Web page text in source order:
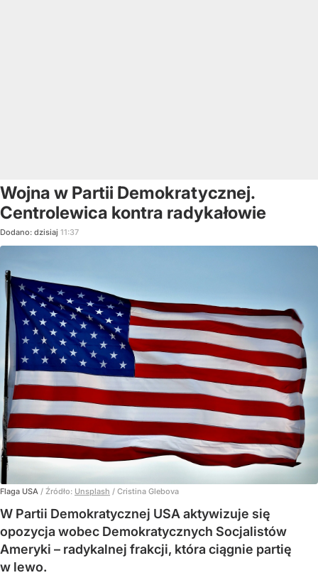
Wojna w Partii Demokratycznej.
Centrolewica kontra radykałowie
Dodano: dzisiaj 11:37
Flaga USA / Źródło: Unsplash / Cristina Glebova
W Partii Demokratycznej USA aktywizuje się
opozycja wobec Demokratycznych Socjalistów
Ameryki – radykalnej frakcji, która ciągnie partię
w lewo.